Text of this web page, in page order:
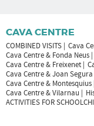
CAVA CENTRE
COMBINED VISITS Cava
Cava Centre & Fonda Neus
Cava Centre & Freixenet
Cava Centre & Joan Segura
Cava Centre & Montesquius
Cava Centre & Vilarnau
ACTIVITIES FOR